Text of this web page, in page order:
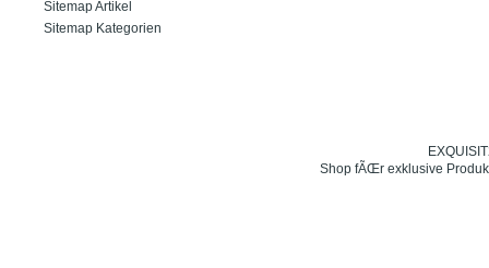
Sitemap Artikel
Sitemap Kategorien
Shop fÃŒr exklusive